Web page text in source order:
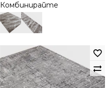
Комбинирайте